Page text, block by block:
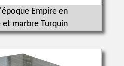
Empire en
marbre Turquin